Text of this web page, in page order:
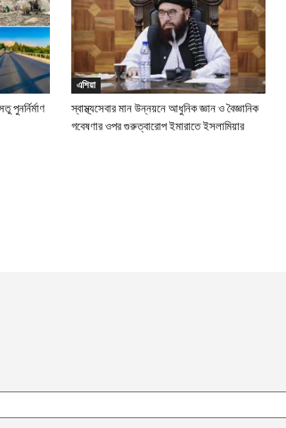
পুনর্নির্মাণ
এশিয়া
স্বাস্থ্যসেবার মান উন্নয়নে আধুনিক জ্ঞান ও বৈজ্ঞানিক
গবেষণার ওপর গুরুত্বারোপ ইমারাতে ইসলামিয়ার